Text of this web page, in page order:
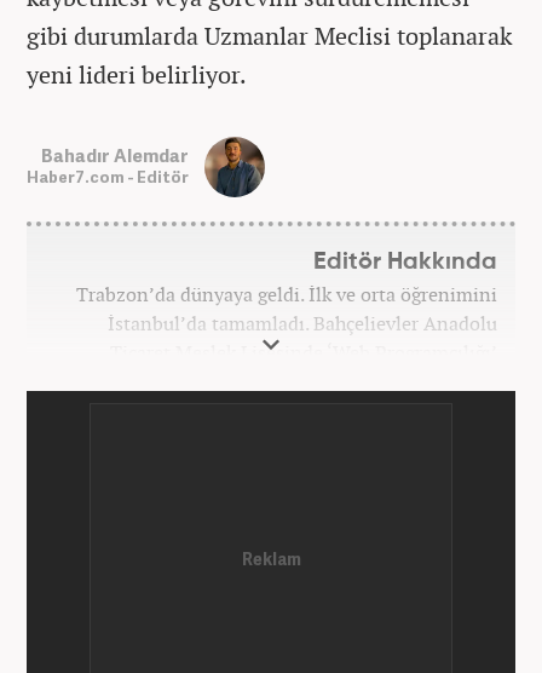
gibi durumlarda Uzmanlar Meclisi toplanarak
yeni lideri belirliyor.
Bahadır Alemdar
Haber7.com - Editör
Editör Hakkında
Trabzon’da dünyaya geldi. İlk ve orta öğrenimini
İstanbul’da tamamladı. Bahçelievler Anadolu
Ticaret Meslek Lisesinde ‘Web Programcılığı’
ve teknoloji kategorilerinde birçok haber ve